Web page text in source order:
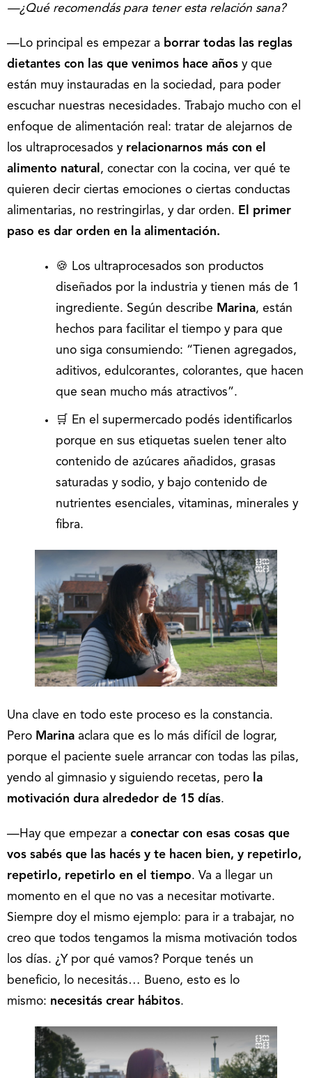
—¿Qué recomendás para tener esta relación sana?
—Lo principal es empezar a borrar todas las reglas
dietantes con las que venimos hace años y que
están muy instauradas en la sociedad, para poder
escuchar nuestras necesidades. Trabajo mucho con el
enfoque de alimentación real: tratar de alejarnos de
los ultraprocesados y relacionarnos más con el
alimento natural , conectar con la cocina, ver qué te
quieren decir ciertas emociones o ciertas conductas
alimentarias, no restringirlas, y dar orden. El primer
paso es dar orden en la alimentación.
🍪 Los ultraprocesados son productos
diseñados por la industria y tienen más de 1
ingrediente. Según describe Marina, están
hechos para facilitar el tiempo y para que
uno siga consumiendo: “Tienen agregados,
aditivos, edulcorantes, colorantes, que hacen
que sean mucho más atractivos”.
🛒 En el supermercado podés identificarlos
porque en sus etiquetas suelen tener alto
contenido de azúcares añadidos, grasas
saturadas y sodio, y bajo contenido de
nutrientes esenciales, vitaminas, minerales y
fibra.
Una clave en todo este proceso es la constancia.
Pero Marina aclara que es lo más difícil de lograr,
porque el paciente suele arrancar con todas las pilas,
yendo al gimnasio y siguiendo recetas, pero la
motivación dura alrededor de 15 días.
—Hay que empezar a conectar con esas cosas que
vos sabés que las hacés y te hacen bien, y repetirlo,
repetirlo, repetirlo en el tiempo. Va a llegar un
momento en el que no vas a necesitar motivarte.
Siempre doy el mismo ejemplo: para ir a trabajar, no
creo que todos tengamos la misma motivación todos
los días. ¿Y por qué vamos? Porque tenés un
beneficio, lo necesitás… Bueno, esto es lo
mismo: necesitás crear hábitos.